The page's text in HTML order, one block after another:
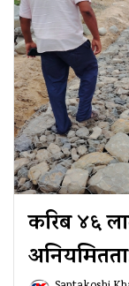
करिब ४६